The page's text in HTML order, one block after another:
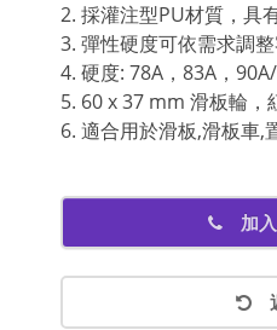
2. 採灌注型PU材質，具
3. 彈性硬度可依需求調
4. 硬度: 78A，83A，
5. 60 x 37 mm 滑板輪，
6. 適合用於滑板,滑板車,
加